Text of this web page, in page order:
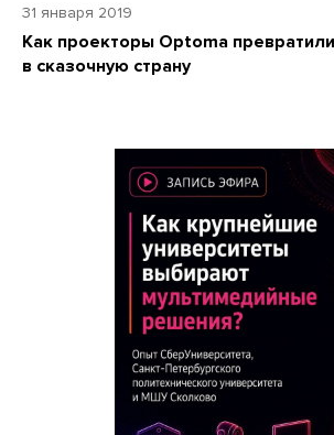
31 января 2019
Как проекторы Optoma
в сказочную страну